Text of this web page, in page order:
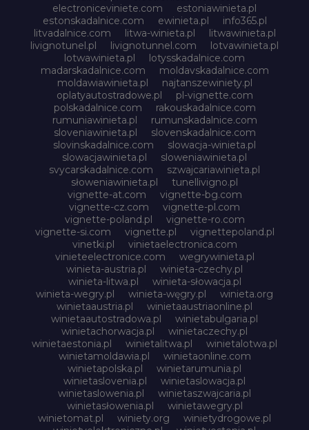
electroniceviniete.com
estoniawinieta.pl
estonskadalnice.com
ewinieta.pl
info365.pl
litvadalnice.com
litwa-winieta.pl
litwawinieta.pl
livignotunel.pl
livignotunnel.com
lotvawinieta.pl
lotwawinieta.pl
lotysskadalnice.com
madarskadalnice.com
moldavskadalnice.com
moldawiawinieta.pl
najtanszewiniety.pl
oplatyautostradowe.pl
pl-vignette.com
polskadalnice.com
rakouskadalnice.com
rumuniawinieta.pl
rumunskadalnice.com
sloveniawinieta.pl
slovenskadalnice.com
slovinskadalnice.com
slowacja-winieta.pl
slowacjawinieta.pl
sloweniawinieta.pl
svycarskadalnice.com
szwajcariawinieta.pl
słoweniawinieta.pl
tunellivigno.pl
vignette-at.com
vignette-bg.com
vignette-cz.com
vignette-pl.com
vignette-poland.pl
vignette-ro.com
vignette-si.com
vignette.pl
vignettepoland.pl
vinetki.pl
vinietaelectronica.com
vinieteelectronice.com
wegrywinieta.pl
winieta-austria.pl
winieta-czechy.pl
winieta-litwa.pl
winieta-słowacja.pl
winieta-wegry.pl
winieta-węgry.pl
winieta.org
winietaaustria.pl
winietaaustriaonline.pl
winietaautostradowa.pl
winietabulgaria.pl
winietachorwacja.pl
winietaczechy.pl
winietaestonia.pl
winietalitwa.pl
winietalotwa.pl
winietamoldawia.pl
winietaonline.com
winietapolska.pl
winietarumunia.pl
winietaslovenia.pl
winietaslowacja.pl
winietaslowenia.pl
winietaszwajcaria.pl
winietasłowenia.pl
winietawegry.pl
winietomat.pl
winiety.org
winietydrogowe.pl